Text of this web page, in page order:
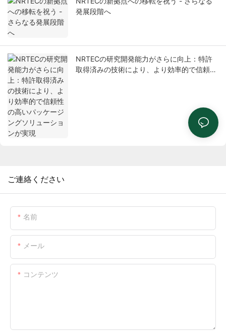
発展段階へ
NRTECの研究開発能力がさらに向上：特許
取得済みの技術により、より効率的で信頼性
ご連絡ください
名前
メール
コンテンツ